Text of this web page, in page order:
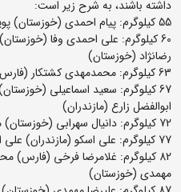
داشته باشند، به شرح زیر است:
55 کیلوگرم: پیام احمدی (خوزستان) پویا دادمرز (خوزستان)
60 کیلوگرم: علی احمدی وفا
رضانژاد (خوزستان)
63 کیلوگرم: محمدمهدی کشتکار (فارس) عرفان جرکنی (تهران) (اختیاری)
67 کیلوگرم: سعید اسماعیلی
ابوالفضل زارع (مازندران)
72 کیلوگرم: دانیال سهرابی (خوزستان) محمدجواد رضایی (قم) (اختیاری)
77 کیلوگرم: علی اسکو (مازندران) علی اصغر سام دلیری (مازندران)
82 کیلوگرم: غلامرضا فرخی (فارس)
مهمدی (خوزستان)